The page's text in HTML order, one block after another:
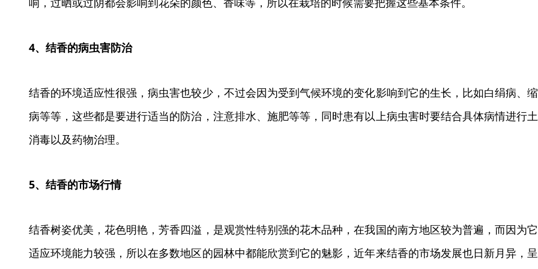
4、结香的病虫害防治
结香的环境适应性很强，病虫害也较少，不过会因为受到气候环境的变化影响到它的生长，比如白绢病、
病等等，这些都是要进行适当的防治，注意排水、施肥等等，同时患有以上病虫害时要结合具体病情进行
消毒以及药物治理。
5、结香的市场行情
结香树姿优美，花色明艳，芳香四溢，是观赏性特别强的花木品种，在我国的南方地区较为普遍，而因为
适应环境能力较强，所以在多数地区的园林中都能欣赏到它的魅影，近年来结香的市场发展也日新月异，